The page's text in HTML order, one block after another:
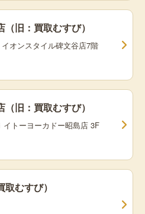
旧：買取むすび）
オンスタイル碑文谷店7階
旧：買取むすび）
トーヨーカドー昭島店 3F
むすび）